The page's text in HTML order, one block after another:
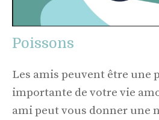
Poissons
Les amis peuvent être une
importante de votre vie
ami peut vous donner une